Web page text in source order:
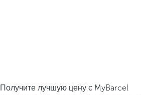
Получите лучшую цену с MyBarcel